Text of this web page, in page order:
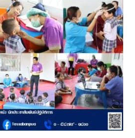
รนักท่องเที่ยว เทศบาลตำบลปัว
บาลตำบลปัว ประจำปีงบประมาณ 2561